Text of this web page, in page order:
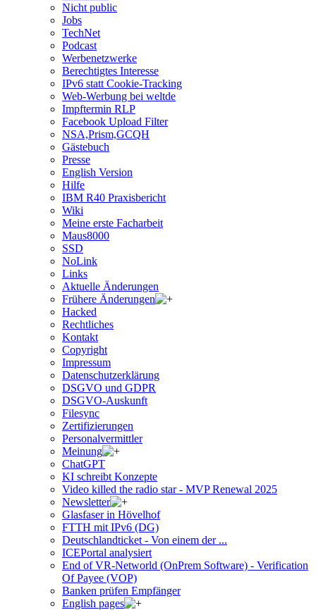
Nicht public
Jobs
TechNet
Podcast
Werbenetzwerke
Berechtigtes Interesse
IPv6 statt Cookie-Tracking
Web-Werbung bei weltde
Impftermin RLP
Facebook Upload Filter
NSA,Prism,GCQH
Gästebuch
Presse
English Version
Hilfe
IBM R40 Praxisbericht
Wiki
Meine erste Facharbeit
Maus8000
SSD
NoLink
Links
Aktuelle Änderungen
Frühere Änderungen
Hacked
Rechtliches
Kontakt
Copyright
Impressum
Datenschutzerklärung
DSGVO und GDPR
DSGVO-Auskunft
Filesync
Zertifizierungen
Personalvermittler
Meinung
ChatGPT
KI schreibt Konzepte
Video killed the radio star - MVP Renewal 2025
Newsletter
Glasfaser in Hövelhof
FTTH mit IPv6 (DG)
Deutschlandticket - Von einem der ...
ICEPortal analysiert
End of VR-Networld (OnPrem Software) - Verification
Of Payee (VOP)
Banken prüfen Empfänger
English pages